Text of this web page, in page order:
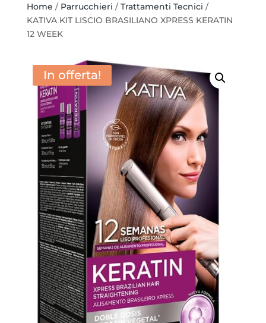
Home / Parrucchieri /Trattamenti Tecnici /
KATIVA KIT LISCIO BRASILIANO XPRESS KERATIN
12 WEEK
In offerta!